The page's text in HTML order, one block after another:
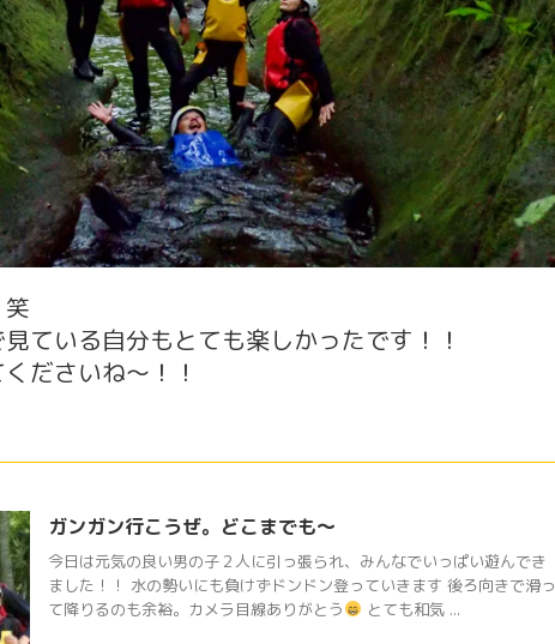
ている自分もとても楽しかったです！！
ださいね〜！！
ガンガン行こうぜ。どこまでも〜
今日は元気の良い男の子２人に引っ張られ、みんなでいっぱい遊んでき
ました！！ 水の勢いにも負けずドンドン登っていきます 後ろ向きで滑っ
て降りるのも余裕。カメラ目線ありがとう
とても和気 ...